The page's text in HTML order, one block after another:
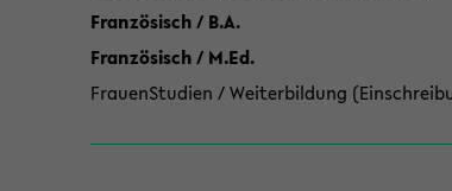
Französisch / B.A.
Französisch / M.Ed.
FrauenStudien / Weiterbildung